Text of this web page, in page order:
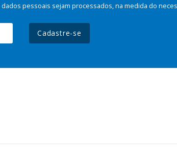
pessoais sejam processados, na medida do
Cadastre-se